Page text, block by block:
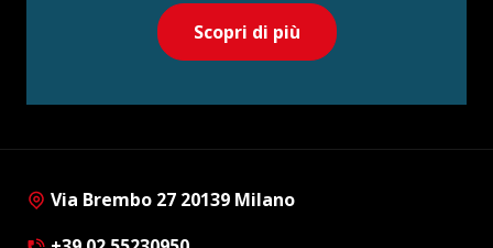
Scopri di più
Via Brembo 27 20139 Milano